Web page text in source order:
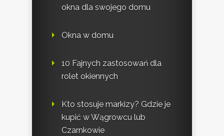
okna dla swojego domu
Okna w domu
10 Fajnych zastosowań dla
rolet okiennych
Kto stosuje markizy? Gdzie je
kupić w Wągrowcu lub
Czarnkowie